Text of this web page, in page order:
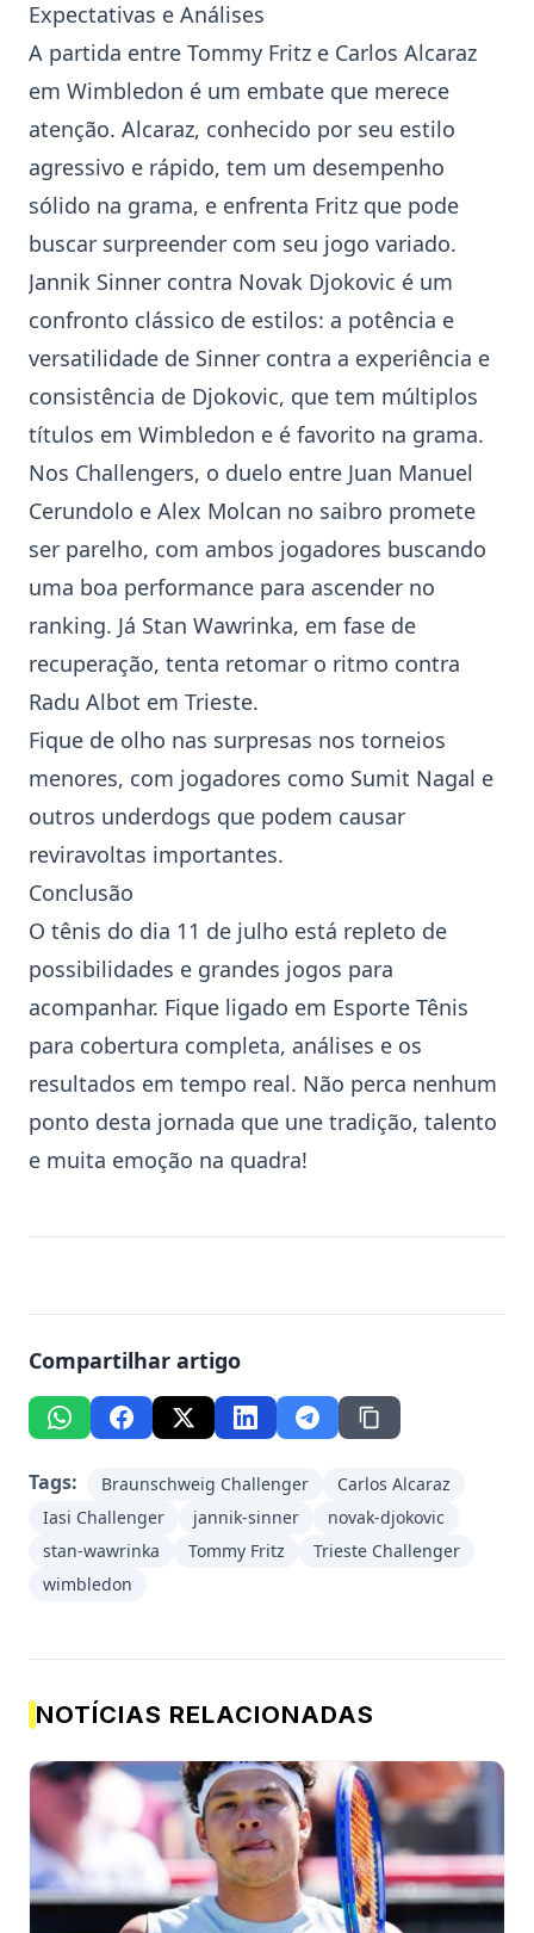
Expectativas e Análises
A partida entre Tommy Fritz e Carlos Alcaraz
em Wimbledon é um embate que merece
atenção. Alcaraz, conhecido por seu estilo
agressivo e rápido, tem um desempenho
sólido na grama, e enfrenta Fritz que pode
buscar surpreender com seu jogo variado.
Jannik Sinner contra Novak Djokovic é um
confronto clássico de estilos: a potência e
versatilidade de Sinner contra a experiência e
consistência de Djokovic, que tem múltiplos
títulos em Wimbledon e é favorito na grama.
Nos Challengers, o duelo entre Juan Manuel
Cerundolo e Alex Molcan no saibro promete
ser parelho, com ambos jogadores buscando
uma boa performance para ascender no
ranking. Já Stan Wawrinka, em fase de
recuperação, tenta retomar o ritmo contra
Radu Albot em Trieste.
Fique de olho nas surpresas nos torneios
menores, com jogadores como Sumit Nagal e
outros underdogs que podem causar
reviravoltas importantes.
Conclusão
O tênis do dia 11 de julho está repleto de
possibilidades e grandes jogos para
acompanhar. Fique ligado em Esporte Tênis
para cobertura completa, análises e os
resultados em tempo real. Não perca nenhum
ponto desta jornada que une tradição, talento
e muita emoção na quadra!
Compartilhar artigo
Tags: Braunschweig Challenger
Carlos Alcaraz
Iasi Challenger
jannik-sinner
novak-djokovic
stan-wawrinka
Tommy Fritz
Trieste Challenger
wimbledon
NOTÍCIAS RELACIONADAS